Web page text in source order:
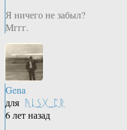
Я ничего не забыл?
Мггг.
Gena
для ᚤᚳᛊᚷ_ᛈᚱ
6 лет назад